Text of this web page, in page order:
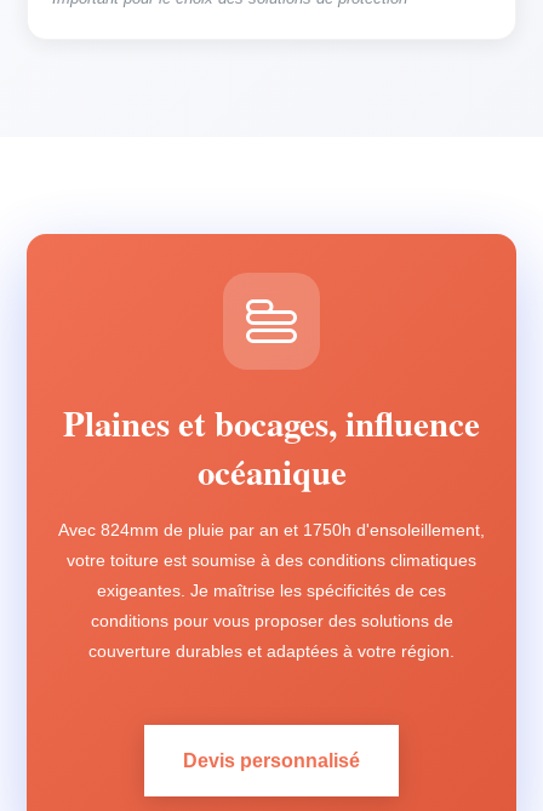
Plaines et bocages, influence
océanique
Avec 824mm de pluie par an et 1750h d'ensoleillement,
votre toiture est soumise à des conditions climatiques
exigeantes. Je maîtrise les spécificités de ces
conditions pour vous proposer des solutions de
couverture durables et adaptées à votre région.
Devis personnalisé